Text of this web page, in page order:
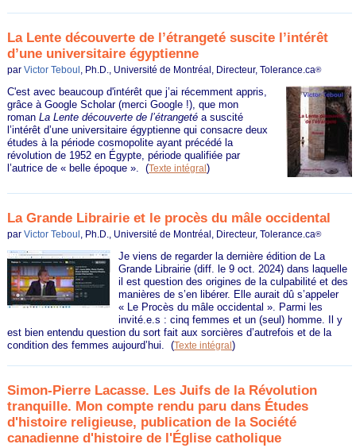
La Lente découverte de l’étrangeté suscite l’intérêt
d’une universitaire égyptienne
parVictor Teboul , Ph.D., Université de Montréal, Directeur, Tolerance.ca®
C'est avec beaucoup d'intérêt que j’ai récemment appris,
grâce à Google Scholar (merci Google !), que mon
romanLa Lente découverte de l’étrangeté a suscité
l’intérêt d’une universitaire égyptienne qui consacre deux
études à la période cosmopolite ayant précédé la
révolution de 1952 en Égypte, période qualifiée par
l’autrice de « belle époque ».(Texte intégral )
La Grande Librairie et le procès du mâle occidental
parVictor Teboul , Ph.D., Université de Montréal, Directeur, Tolerance.ca®
Je viens de regarder la dernière édition de La
Grande Librairie (diff. le 9 oct. 2024) dans laquelle
il est question des origines de la culpabilité et des
manières de s’en libérer. Elle aurait dû s’appeler
« Le Procès du mâle occidental ». Parmi les
invité.e.s : cinq femmes et un (seul) homme. Il y
est bien entendu question du sort fait aux sorcières d’autrefois et de la
condition des femmes aujourd’hui.(Texte intégral )
Simon-Pierre Lacasse. Les Juifs de la Révolution
tranquille. Mon compte rendu paru dans Études
d'histoire religieuse, publication de la Société
canadienne d'histoire de l'Église catholique